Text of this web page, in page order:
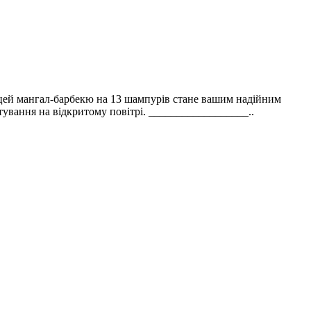
мангал-барбекю на 13 шампурів стане вашим надійним
на відкритому повітрі. __________________..